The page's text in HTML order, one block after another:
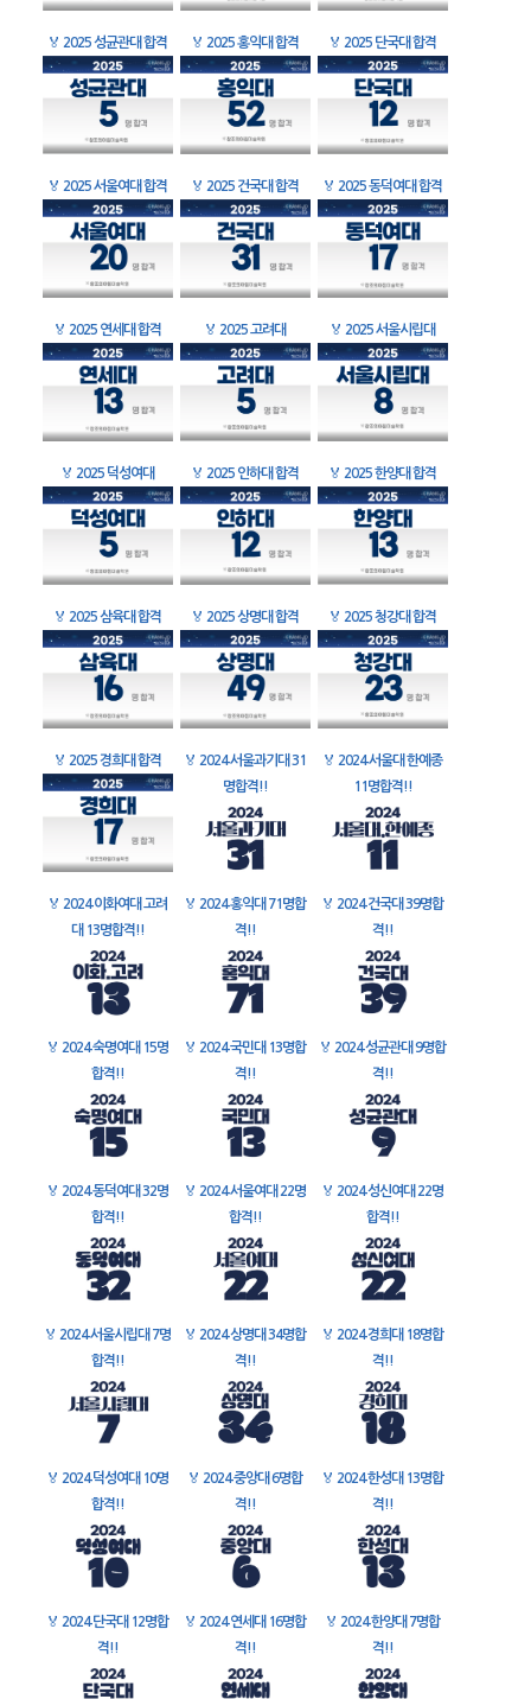
🏅 2025 성균관대 합격 🏅 2025 홍익대 합격 🏅 2025 단국대 합격
🏅 2025 서울여대 합격 🏅 2025 건국대 합격 🏅 2025 동덕여대 합격
🏅 2025 연세대 합격 🏅 2025 고려대 🏅 2025 서울시립대
🏅 2025 덕성여대 🏅 2025 인하대 합격 🏅 2025 한양대 합격
🏅 2025 삼육대 합격 🏅 2025 상명대 합격 🏅 2025 청강대 합격
🏅 2025 경희대 합격 🏅 2024 서울과기대 31
명합격!!
🏅 2024 서울대 한예종
11명합격!!
🏅 2024 이화여대 고려
대 13명합격!!
🏅 2024 홍익대 71명합
격!!
🏅 2024 건국대 39명합
격!!
🏅 2024 숙명여대 15명
합격!!
🏅 2024 국민대 13명합
격!!
🏅 2024 성균관대 9명합
격!!
🏅 2024 동덕여대 32명
합격!!
🏅 2024 서울여대 22명
합격!!
🏅 2024 성신여대 22명
합격!!
🏅 2024 서울시립대 7명
합격!!
🏅 2024 상명대 34명합
격!!
🏅 2024 경희대 18명합
격!!
🏅 2024 덕성여대 10명
합격!!
🏅 2024 중앙대 6명합
격!!
🏅 2024 한성대 13명합
격!!
🏅 2024 단국대 12명합
격!!
🏅 2024 연세대 16명합
격!!
🏅 2024 한양대 7명합
격!!